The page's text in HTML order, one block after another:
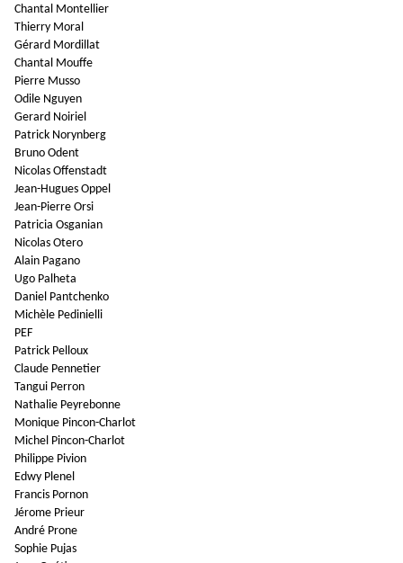
Chantal Montellier
Thierry Moral
Gérard Mordillat
Chantal Mouffe
Pierre Musso
Odile Nguyen
Gerard Noiriel
Patrick Norynberg
Bruno Odent
Nicolas Offenstadt
Jean-Hugues Oppel
Jean-Pierre Orsi
Patricia Osganian
Nicolas Otero
Alain Pagano
Ugo Palheta
Daniel Pantchenko
Michèle Pedinielli
PEF
Patrick Pelloux
Claude Pennetier
Tangui Perron
Nathalie Peyrebonne
Monique Pincon-Charlot
Michel Pincon-Charlot
Philippe Pivion
Edwy Plenel
Francis Pornon
Jérome Prieur
André Prone
Sophie Pujas